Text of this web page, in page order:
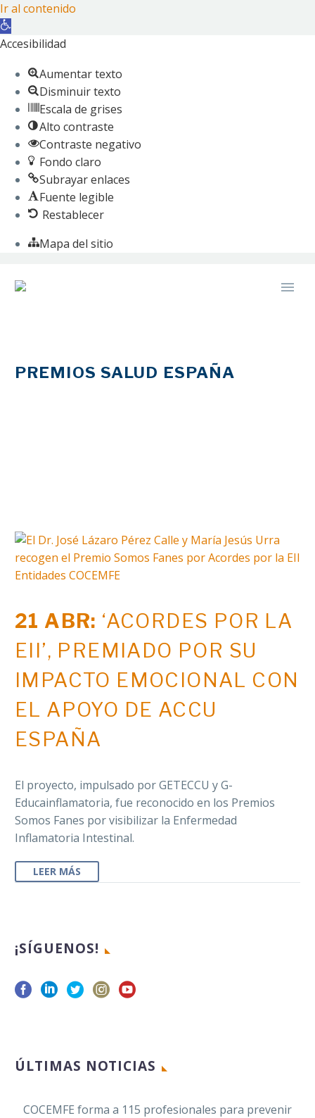
Ir al contenido
Abrir
barra
herramientas
Accesibilidad
Aumentar texto
Disminuir texto
Escala de grises
Alto contraste
Contraste negativo
Fondo claro
Subrayar enlaces
Fuente legible
Restablecer
Mapa del sitio
PREMIOS SALUD ESPAÑA
Entidades COCEMFE
21 ABR: ‘ACORDES POR LA
EII’, PREMIADO POR SU
IMPACTO EMOCIONAL CON
EL APOYO DE ACCU
ESPAÑA
El proyecto, impulsado por GETECCU y G-
Educainflamatoria, fue reconocido en los Premios
Somos Fanes por visibilizar la Enfermedad
Inflamatoria Intestinal.
LEER MÁS
¡SÍGUENOS!
ÚLTIMAS NOTICIAS
COCEMFE forma a 115 profesionales para prevenir